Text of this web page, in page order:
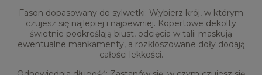
Fason dopasowany do sylwetki: Wybierz krój, w którym
czujesz się najlepiej i najpewniej. Kopertowe dekolty
świetnie podkreślają biust, odcięcia w talii maskują
ewentualne mankamenty, a rozkloszowane doły dodają
całości lekkości.